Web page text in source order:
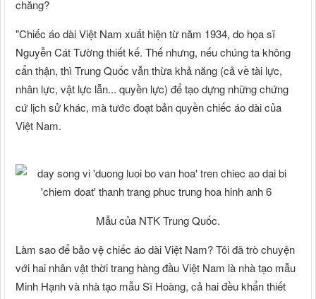
chăng?
"Chiếc áo dài Việt Nam xuất hiện từ năm 1934, do họa sĩ
Nguyễn Cát Tường thiết kế. Thế nhưng, nếu chúng ta không
cẩn thận, thì Trung Quốc vẫn thừa khả năng (cả về tài lực,
nhân lực, vật lực lẫn... quyền lực) để tạo dựng những chứng
cứ lịch sử khác, mà tước đoạt bản quyền chiếc áo dài của
Việt Nam.
Mẫu của NTK Trung Quốc.
Làm sao để bảo vệ chiếc áo dài Việt Nam? Tôi đã trò chuyện
với hai nhân vật thời trang hàng đầu Việt Nam là nhà tạo mẫu
Minh Hạnh và nhà tạo mẫu Sĩ Hoàng, cả hai đều khẩn thiết